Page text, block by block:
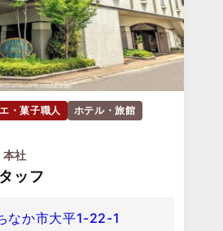
・菓子職人
ホテル・旅館
社
ッフ
なか市大平1-22-1